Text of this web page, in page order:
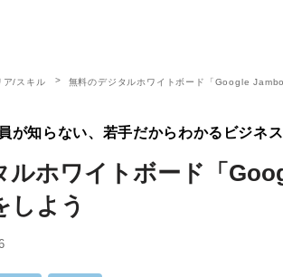
ア/スキル 無料のデジタルホワイトボード「Google
が知らない、若手だからわかるビジネ
ルホワイトボード「
しよう